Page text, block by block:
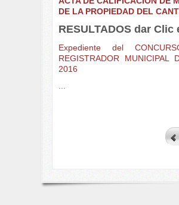
DE LA PROPIEDAD DEL
RESULTADOS dar
Expediente del
REGISTRADOR MUNICIPAL
2016